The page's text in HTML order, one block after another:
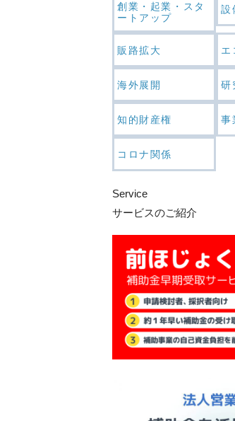
創業・起業・スタ
ートアップ
設
販路拡大 エ
海外展開 研
知的財産権 事
コロナ関係
Service
サービスのご紹介